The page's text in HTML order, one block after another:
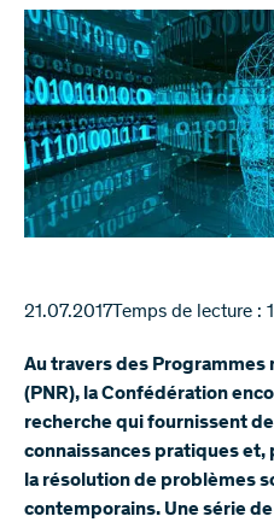
21.07.2017Temps de lecture :
Au travers des Programmes
(PNR), la Confédération
recherche qui fournissent
connaissances pratiques et,
la résolution de problèmes
contemporains. Une série de